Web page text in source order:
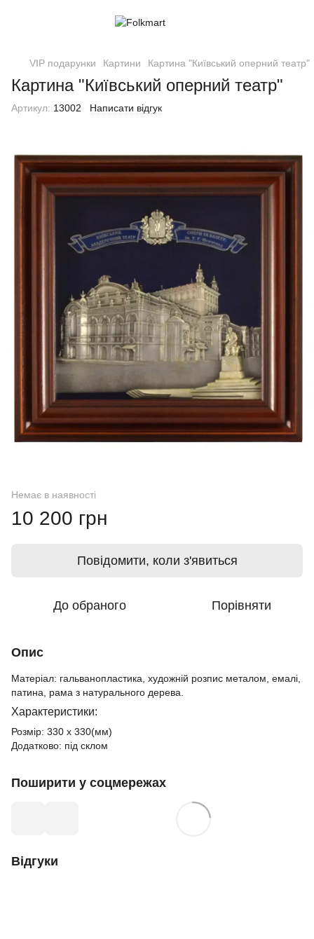
VIP подарунки Картини Картина "Київський оперний театр"
Картина "Київський оперний театр"
Артикул: 13002 Написати відгук
Немає в наявності
10 200 грн
Повідомити, коли з'явиться
До обраного Порівняти
Опис
Матеріал: гальванопластика, художній розпис металом, емалі,
патина, рама з натурального дерева.
Характеристики:
Розмір: 330 х 330(мм)
Додатково: під склом
Поширити у соцмережах
Відгуки